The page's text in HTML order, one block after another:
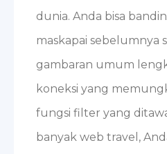
dunia. Anda bisa
maskapai sebelumnya
gambaran umum
koneksi yang
fungsi filter yang
banyak web travel,